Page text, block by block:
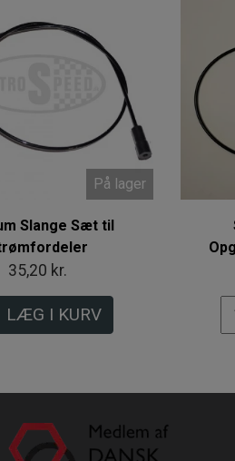
På lager
Slange Sæt til
35,20 kr.
LÆG I KURV